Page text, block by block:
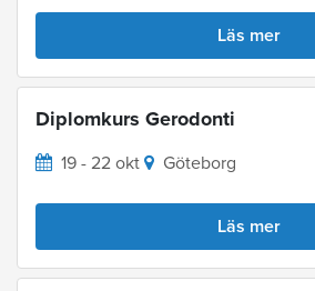
Läs mer
Diplomkurs Gerodonti
19 - 22 okt Göteborg
Läs mer